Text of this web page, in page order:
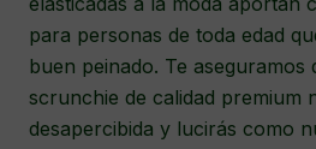
para personas de toda edad
buen peinado. Te aseguramos
scrunchie de calidad premium
desapercibida y lucirás como